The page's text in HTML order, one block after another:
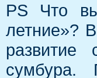
PS Что
летние»?
развитие
сумбура.